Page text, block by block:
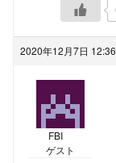
2020年12月7日
FBI
ゲスト